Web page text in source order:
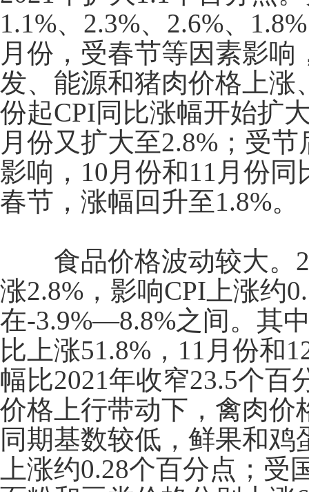
1.1%、 2.3%、 2.6%、 1.8%
月份，受春节等因素影响
发、能源和猪肉价格上涨
份起CPI同比涨幅开始扩
月份又扩大至2.8% ；受
影响， 10 月份和11 月份同
春节，涨幅回升至1.8%。
食品价格波动较大。
涨2.8% ，影响CPI 上涨约
在-3.9%—8.8%之间。其
比上涨51.8% ， 11 月份和
幅比2021年收窄23.5个百
价格上行带动下，禽肉价
同期基数较低，鲜果和鸡
上涨约0.28个百分点；受